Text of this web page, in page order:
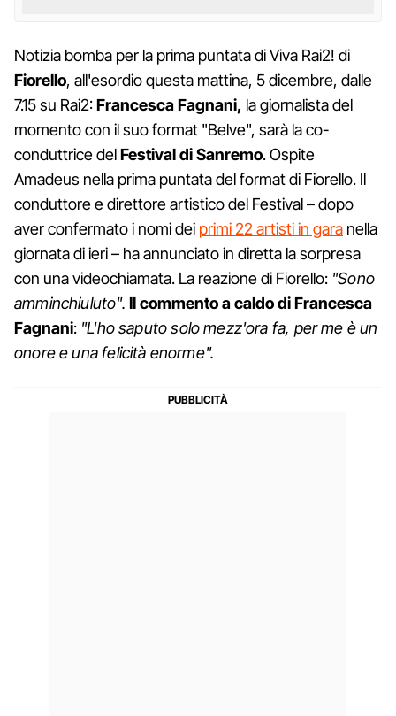
Notizia bomba per la prima puntata di Viva Rai2! di
Fiorello, all'esordio questa mattina, 5 dicembre, dalle
7.15 su Rai2:Francesca Fagnani, la giornalista del
momento con il suo format "Belve", sarà la co-
conduttrice delFestivaldiSanremo. Ospite
Amadeus nella prima puntata del format di Fiorello. Il
conduttore e direttore artistico del Festival – dopo
aver confermato i nomi dei primi 22 artisti in gara nella
giornata di ieri – ha annunciato in diretta la sorpresa
con una videochiamata. La reazione di Fiorello: "Sono
amminchiuluto". Il commento a caldo di Francesca
Fagnani: "L'ho saputo solo mezz'ora fa, per me è un
onore e una felicità enorme".